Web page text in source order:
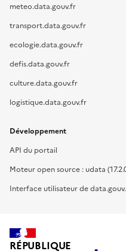
meteo.data.gouv.fr
transport.data.gouv.fr
ecologie.data.gouv.fr
defis.data.gouv.fr
culture.data.gouv.fr
logistique.data.gouv.fr
Développement
API du portail
Moteur open source : udata
Interface utilisateur de
RÉPUBLIQUE